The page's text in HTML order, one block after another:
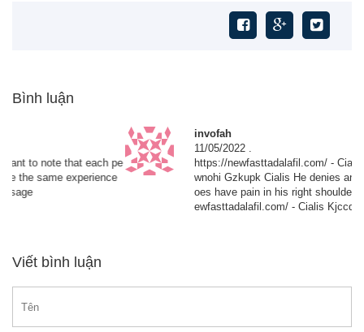
Bình luận
stromectol stock price It s important to note that each pe
rson is different and may not have the same experience
with tadalafil regardless of the dosage
Viết bình luận